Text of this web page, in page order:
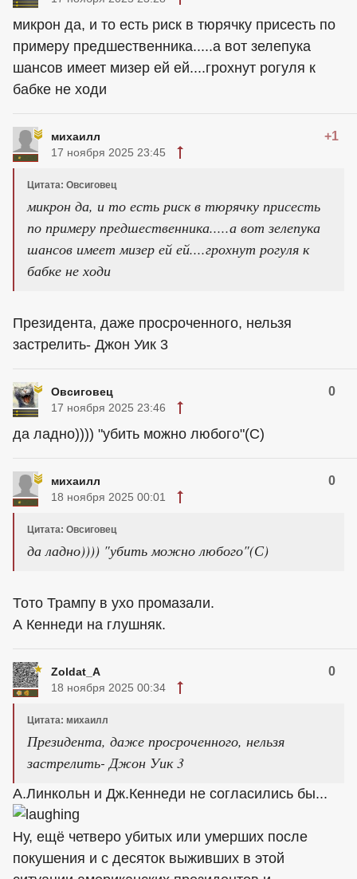
микрон да, и то есть риск в тюрячку присесть по
примеру предшественника.....а вот зелепука
шансов имеет мизер ей ей....грохнут рогуля к
бабке не ходи
михаилл +1
17 ноября 2025 23:45
Цитата: Овсиговец
микрон да, и то есть риск в тюрячку присесть
по примеру предшественника.....а вот зелепука
шансов имеет мизер ей ей....грохнут рогуля к
бабке не ходи
Президента, даже просроченного, нельзя
застрелить- Джон Уик 3
Овсиговец 0
17 ноября 2025 23:46
да ладно)))) "убить можно любого"(С)
михаилл 0
18 ноября 2025 00:01
Цитата: Овсиговец
да ладно)))) "убить можно любого"(С)
Тото Трампу в ухо промазали.
А Кеннеди на глушняк.
Zoldat_A 0
18 ноября 2025 00:34
Цитата: михаилл
Президента, даже просроченного, нельзя
застрелить- Джон Уик 3
А.Линкольн и Дж.Кеннеди не согласились бы...
Ну, ещё четверо убитых или умерших после
покушения и с десяток выживших в этой